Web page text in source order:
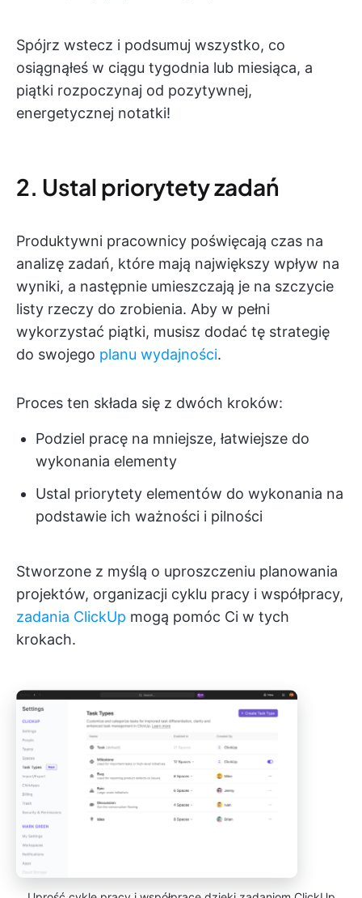
Spójrz wstecz i podsumuj wszystko, co
osiągnąłeś w ciągu tygodnia lub miesiąca, a
piątki rozpoczynaj od pozytywnej,
energetycznej notatki!
2. Ustal priorytety zadań
Produktywni pracownicy poświęcają czas na
analizę zadań, które mają największy wpływ na
wyniki, a następnie umieszczają je na szczycie
listy rzeczy do zrobienia. Aby w pełni
wykorzystać piątki, musisz dodać tę strategię
do swojego planu wydajności.
Proces ten składa się z dwóch kroków:
Podziel pracę na mniejsze, łatwiejsze do
wykonania elementy
Ustal priorytety elementów do wykonania na
podstawie ich ważności i pilności
Stworzone z myślą o uproszczeniu planowania
projektów, organizacji cyklu pracy i współpracy,
zadania ClickUp mogą pomóc Ci w tych
krokach.